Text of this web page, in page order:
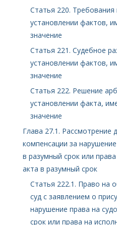
Статья 220.
установлении фактов,
значение
Статья 221. Судебное
установлении фактов,
значение
Статья 222. Решение
установлении факта,
значение
Глава 27.1. Рассмотрение
компенсации за
в разумный срок или
акта в разумный срок
Статья 222.1. Право на
суд с заявлением о
нарушение права на
срок или права на